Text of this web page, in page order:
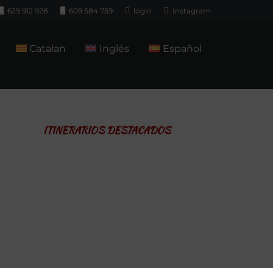
629 912 928 609 584 759 login Instagram
Catalan Inglés Español
ITINERARIOS DESTACADOS